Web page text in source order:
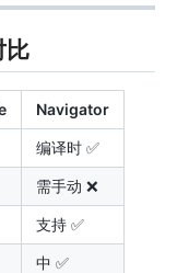
比
Navigator
编译时 ✅
需手动 ❌
支持 ✅
中 ✅